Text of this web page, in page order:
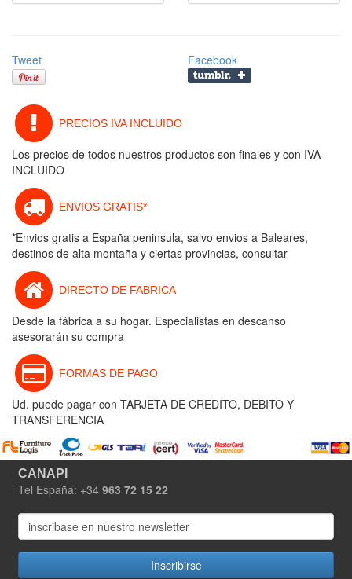
Tweet Facebook
PRECIOS IVA INCLUIDO
Los precios de todos nuestros productos son finales y con IVA
INCLUIDO
ENVIOS GRATIS*
*Envios gratis a España peninsula, salvo envios a Baleares,
destinos de alta montaña y ciertas provincias, consultar
DIRECTO DE FABRICA
Desde la fábrica a su hogar. Especialistas en descanso
asesorarán su compra
FORMAS DE PAGO
Ud. puede pagar con TARJETA DE CREDITO, DEBITO Y
TRANSFERENCIA
CANAPI
Tel España: +34 963 72 15 22
Inscribirse